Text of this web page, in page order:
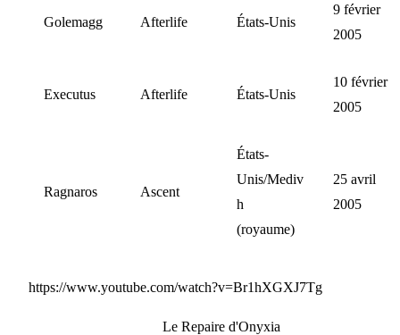
Golemagg Afterlife États-Unis
9 février
2005
Executus Afterlife États-Unis
10 février
2005
Ragnaros Ascent
États-
Unis/Mediv
h
(royaume)
25 avril
2005
https://www.youtube.com/watch?v=Br1hXGXJ7Tg
Le Repaire d'Onyxia